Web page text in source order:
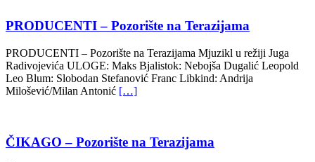
PRODUCENTI – Pozorište na Terazijama
PRODUCENTI – Pozorište na Terazijama Mjuzikl u režiji Juga
Radivojevića ULOGE: Maks Bjalistok: Nebojša Dugalić Leopold
Leo Blum: Slobodan Stefanović Franc Libkind: Andrija
Milošević/Milan Antonić […]
ČIKAGO – Pozorište na Terazijama